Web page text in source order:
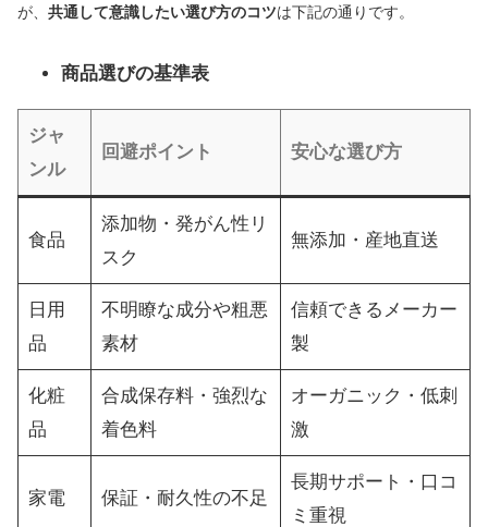
が、 共通して意識したい選び方のコツは下記の通りです。
商品選びの基準表
ジャ
ンル
回避ポイント 安心な選び方
食品
添加物・発がん性リ
スク
無添加・産地直送
日用
品
不明瞭な成分や粗悪
素材
信頼できるメーカー
製
化粧
品
合成保存料・強烈な
着色料
オーガニック・低刺
激
家電 保証・耐久性の不足
長期サポート・口コ
ミ重視